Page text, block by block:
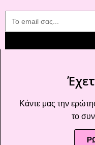
Κάντε μας την
το